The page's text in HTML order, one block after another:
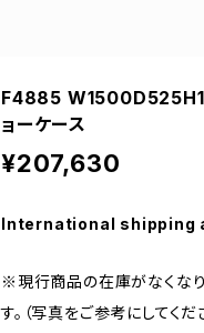
F4885
ョーケース
¥207,630
International shipping
※現行商品の在庫がなくな
す。（写真をご参考にしてくださ